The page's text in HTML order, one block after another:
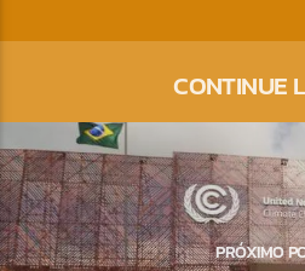
CONTINUE
PRÓXIMO